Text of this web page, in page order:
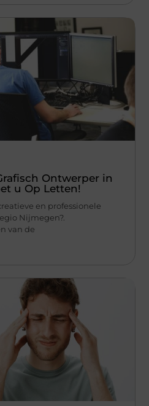
Ontwerper in
u Op Letten!
en professionele
Nijmegen?.
van de